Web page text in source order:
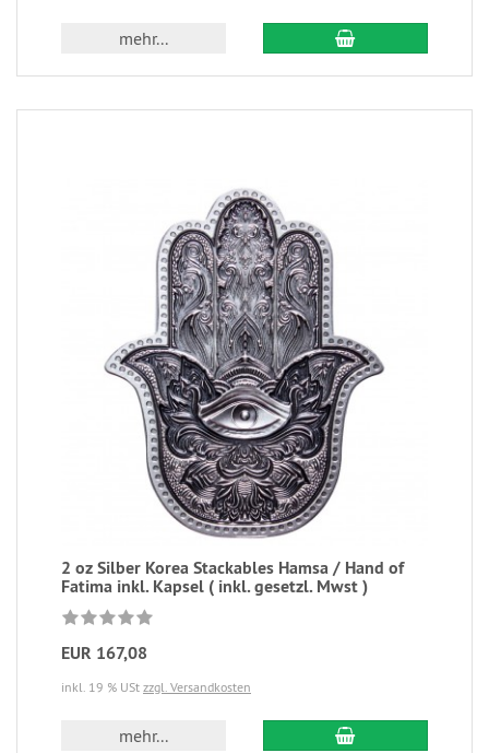
mehr...
2 oz Silber Korea Stackables Hamsa / Hand of
Fatima inkl. Kapsel ( inkl. gesetzl. Mwst )
EUR 167,08
inkl. 19 % USt zzgl. Versandkosten
mehr...